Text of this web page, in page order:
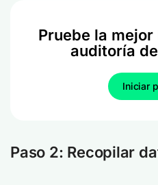
Pruebe la
auditoría
Iniciar
Paso 2: Recopilar